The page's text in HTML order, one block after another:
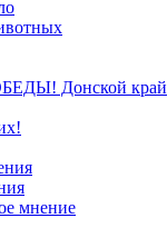
Донской край
мнение